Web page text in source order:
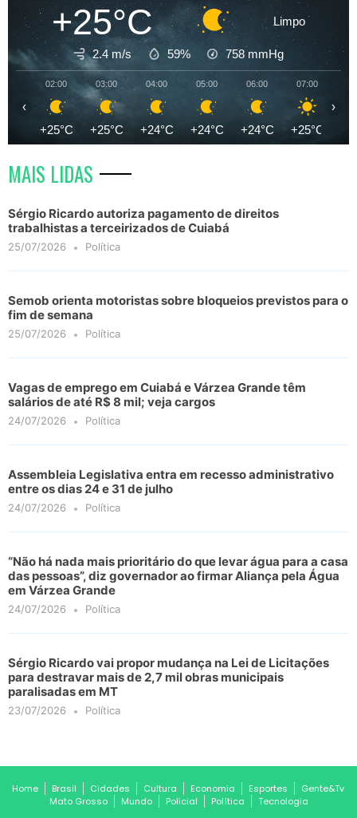
+25°C Limpo
2.4 m/s 59% 758 mmHg
02:00
+25°C
03:00
+25°C
04:00
+24°C
05:00
+24°C
06:00
+24°C
07:00
+25°C
‹ ›
MAIS LIDAS
Sérgio Ricardo autoriza pagamento de direitos
trabalhistas a terceirizados de Cuiabá
25/07/2026 Política
Semob orienta motoristas sobre bloqueios previstos para o
fim de semana
25/07/2026 Política
Vagas de emprego em Cuiabá e Várzea Grande têm
salários de até R$ 8 mil; veja cargos
24/07/2026 Política
Assembleia Legislativa entra em recesso administrativo
entre os dias 24 e 31 de julho
24/07/2026 Política
“Não há nada mais prioritário do que levar água para a casa
das pessoas”, diz governador ao firmar Aliança pela Água
em Várzea Grande
24/07/2026 Política
Sérgio Ricardo vai propor mudança na Lei de Licitações
para destravar mais de 2,7 mil obras municipais
paralisadas em MT
23/07/2026 Política
Home Brasil Cidades Cultura Economia Esportes
Gente&Tv
Mato Grosso
Mundo Policial Política Tecnologia